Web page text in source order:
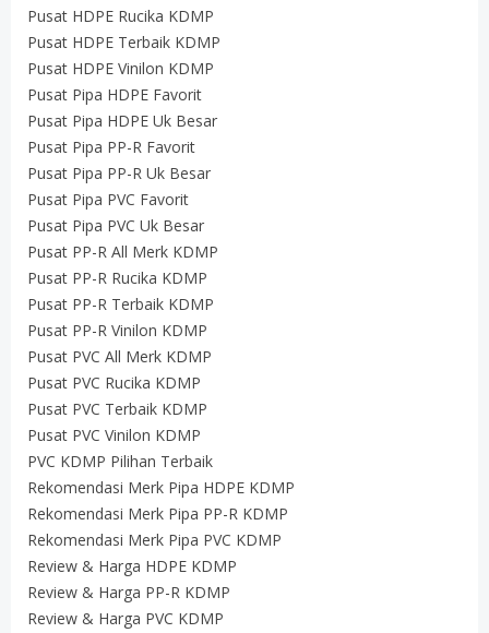
Pusat HDPE Rucika KDMP
Pusat HDPE Terbaik KDMP
Pusat HDPE Vinilon KDMP
Pusat Pipa HDPE Favorit
Pusat Pipa HDPE Uk Besar
Pusat Pipa PP-R Favorit
Pusat Pipa PP-R Uk Besar
Pusat Pipa PVC Favorit
Pusat Pipa PVC Uk Besar
Pusat PP-R All Merk KDMP
Pusat PP-R Rucika KDMP
Pusat PP-R Terbaik KDMP
Pusat PP-R Vinilon KDMP
Pusat PVC All Merk KDMP
Pusat PVC Rucika KDMP
Pusat PVC Terbaik KDMP
Pusat PVC Vinilon KDMP
PVC KDMP Pilihan Terbaik
Rekomendasi Merk Pipa HDPE KDMP
Rekomendasi Merk Pipa PP-R KDMP
Rekomendasi Merk Pipa PVC KDMP
Review & Harga HDPE KDMP
Review & Harga PP-R KDMP
Review & Harga PVC KDMP